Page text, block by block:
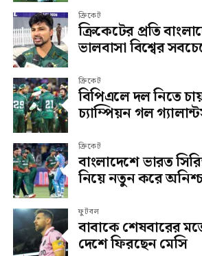
ক্রিকেট
ক্রিকেটের প্রতি
ভালবাসা বিশ্বের
ক্রিকেট
বিপিএলে দল নিতে
চ্যাম্পিয়ন গল
ক্রিকেট
বাংলাদেশে ভারত
নিয়ে নতুন করে
ফুটবল
বাবাকে শেষবারের
দেশে ফিরছেন মেসি